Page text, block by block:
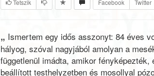
Tetszik Facebook Twitter
„ Ismertem egy idős asszonyt: 84 éves
hályog, szóval nagyjából amolyan a
függetlenül imádta, amikor
beállított testhelyzetben és mosollyal